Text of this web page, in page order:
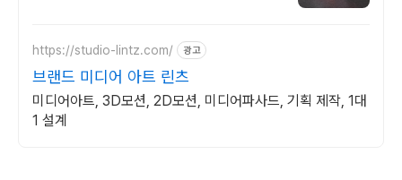
https://studio-lintz.com/ 광고
브랜드 미디어 아트 린츠
미디어아트, 3D모션, 2D모션, 미디어파사드, 기획 제작, 1대
1 설계